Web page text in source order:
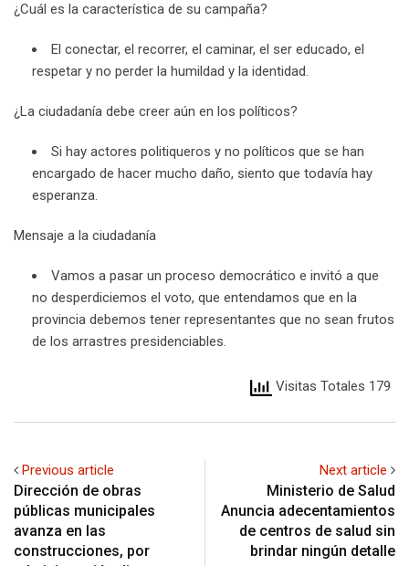
¿Cuál es la característica de su campaña?
El conectar, el recorrer, el caminar, el ser educado, el
respetar y no perder la humildad y la identidad.
¿La ciudadanía debe creer aún en los políticos?
Si hay actores politiqueros y no políticos que se han
encargado de hacer mucho daño, siento que todavía hay
esperanza.
Mensaje a la ciudadanía
Vamos a pasar un proceso democrático e invitó a que
no desperdiciemos el voto, que entendamos que en la
provincia debemos tener representantes que no sean frutos
de los arrastres presidenciables.
Visitas Totales 179
Previous article
Dirección de obras
públicas municipales
avanza en las
construcciones, por
Next article
Ministerio de Salud
Anuncia adecentamientos
de centros de salud sin
brindar ningún detalle